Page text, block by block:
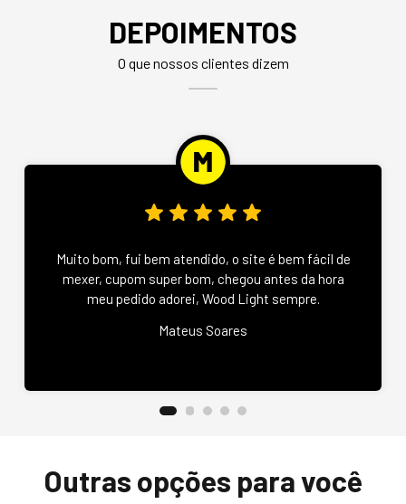
DEPOIMENTOS
O que nossos clientes dizem
Muito bom, fui bem atendido, o site é bem fácil de
mexer, cupom super bom, chegou antes da hora
meu pedido adorei, Wood Light sempre.
Mateus Soares
Outras opções para você